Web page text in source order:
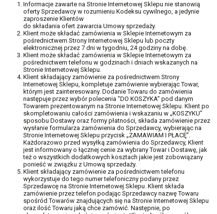
Informacje zawarte na Stronie Internetowej Sklepu nie stanowią
oferty Sprzedawcy w rozumieniu Kodeksu cywilnego, a jedynie
zaproszenie Klientów
do składania ofert zawarcia Umowy sprzedaży.
Klient może składać zamówienia w Sklepie Internetowym za
pośrednictwem Strony Internetowej Sklepu lub poczty
elektronicznej przez 7 dni w tygodniu, 24 godziny na dobę.
Klient może składać zamówienia w Sklepie Internetowym za
pośrednictwem telefonu w godzinach i dniach wskazanych na
Stronie Internetowej Sklepu.
Klient składający zamówienie za pośrednictwem Strony
Internetowej Sklepu, kompletuje zamówienie wybierając Towar,
którym jest zainteresowany. Dodanie Towaru do zamówienia
następuje przez wybór polecenia "DO KOSZYKA" pod danym
Towarem prezentowanym na Stronie Internetowej Sklepu. Klient po
skompletowaniu całości zamówienia i wskazaniu w „KOSZYKU”
sposobu Dostawy oraz formy płatności, składa zamówienie przez
wysłanie formularza zamówienia do Sprzedawcy, wybierając na
Stronie Internetowej Sklepu przycisk „ZAMAWIAM I PŁACĘ”.
Każdorazowo przed wysyłką zamówienia do Sprzedawcy, Klient
jest informowany o łącznej cenie za wybrany Towar i Dostawę, jak
też o wszystkich dodatkowych kosztach jakie jest zobowiązany
ponieść w związku z Umową sprzedaży.
Klient składający zamówienie za pośrednictwem telefonu
wykorzystuje do tego numer telefoniczny podany przez
Sprzedawcę na Stronie Internetowej Sklepu. Klient składa
zamówienie przez telefon podając Sprzedawcy nazwę Towaru
spośród Towarów znajdujących się na Stronie Internetowej Sklepu
oraz ilość Towaru jaką chce zamówić. Następnie, po